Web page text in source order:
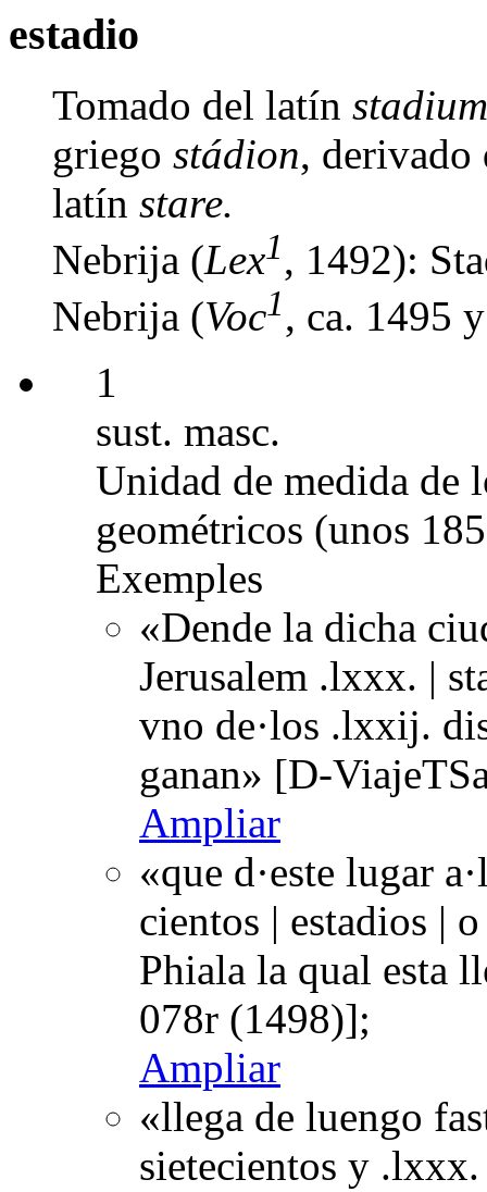
estadio
Tomado del latín stadium
griego stádion, derivado
latín stare.
Nebrija (Lex1, 1492):
Nebrija (Voc1, ca. 1495
1
sust. masc.
Unidad de medida de
geométricos (unos
Exemples
«Dende la dicha
Jerusalem .lxxx. |
vno de·los .lxxij.
ganan» [D-
Ampliar
«que d·este lugar
cientos | estadios |
Phiala la qual esta
078r (1498)];
Ampliar
«llega de luengo
sietecientos y .lxxx.